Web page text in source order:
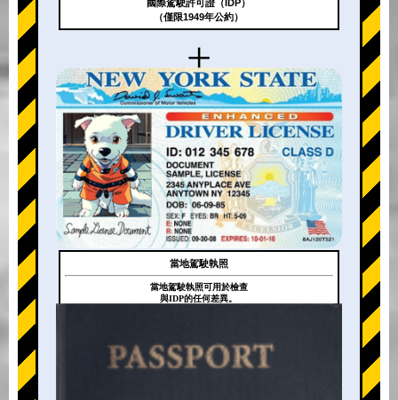
+
+
國際駕駛許可證（IDP）
（僅限1949年公約）
當地駕駛執照
當地駕駛執照可用於檢查
與IDP的任何差異。